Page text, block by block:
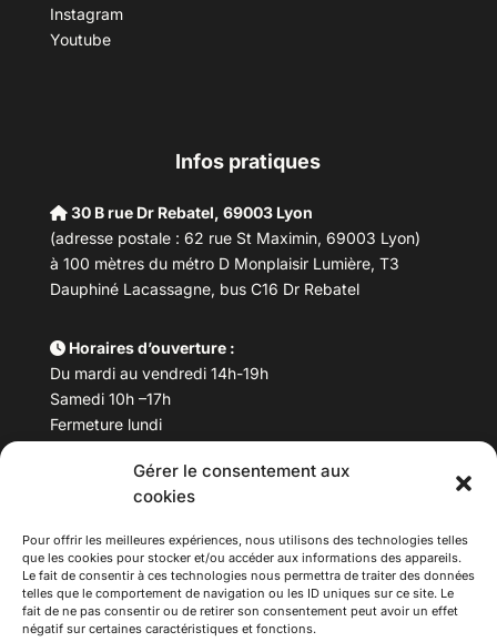
Gérer le consentement aux
cookies
Pour offrir les meilleures expériences, nous utilisons des technologies telles
que les cookies pour stocker et/ou accéder aux informations des appareils.
Le fait de consentir à ces technologies nous permettra de traiter des données
telles que le comportement de navigation ou les ID uniques sur ce site. Le
fait de ne pas consentir ou de retirer son consentement peut avoir un effet
négatif sur certaines caractéristiques et fonctions.
Instagram
Youtube
Infos pratiques
30 B rue Dr Rebatel, 69003 Lyon
(adresse postale : 62 rue St Maximin, 69003 Lyon)
à 100 mètres du métro D Monplaisir Lumière, T3
Dauphiné Lacassagne, bus C16 Dr Rebatel
Horaires d’ouverture :
Du mardi au vendredi 14h-19h
Samedi 10h –17h
Fermeture lundi
Téléphone : 04 78 53 06 40
maisondesculturesasiatiques@asiexpo.com